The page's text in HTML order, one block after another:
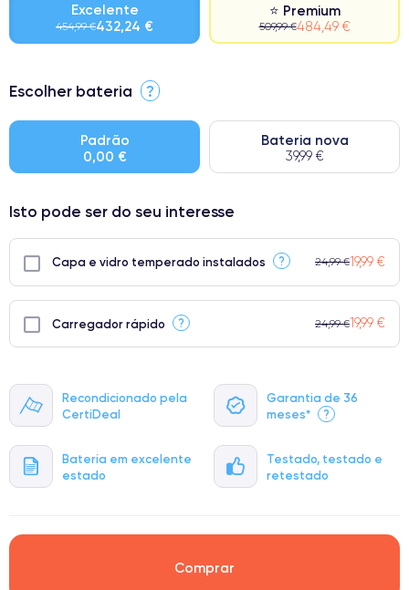
Recondicionado pela
CertiDeal
Garantia de 36
meses*
?
Bateria em excelente
estado
Testado, testado e
retestado
Excelente
454,99 €432,24 €
⭐ Premium
509,99 €484,49 €
⭐ Premium
● Bateria: Adequada para uso intensivo.
● Apenas 5% dos nossos telefones atingem a classificação
Escolher bateria ?
Padrão
0,00 €
Bateria nova
39,99 €
Isto pode ser do seu interesse
Capa e vidro temperado instalados ? 24,99 €19,99 €
Carregador rápido ? 24,99 €19,99 €
Comprar